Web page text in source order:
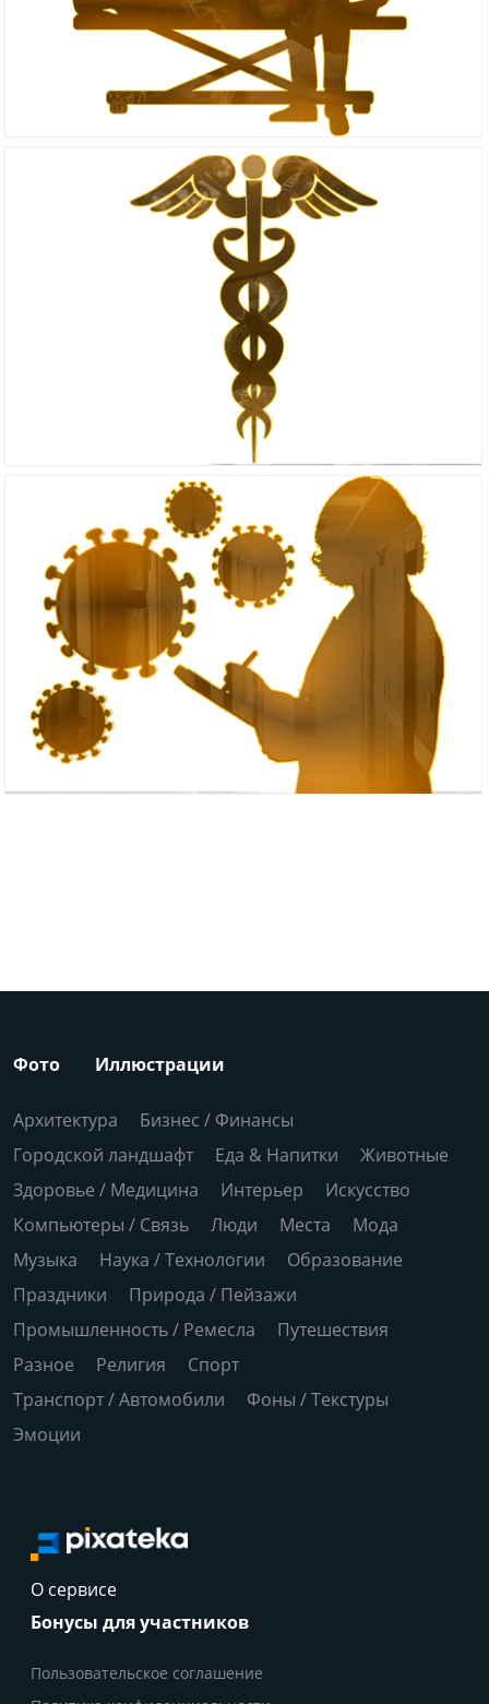
Фото Иллюстрации
Архитектура
Бизнес / Финансы
Городской ландшафт
Еда & Напитки
Животные
Здоровье / Медицина
Интерьер
Искусство
Компьютеры / Связь
Люди Места
Мода
Музыка
Наука / Технологии
Образование
Праздники
Природа / Пейзажи
Промышленность / Ремесла
Путешествия
Разное
Религия
Спорт
Транспорт / Автомобили
Фоны / Текстуры
Эмоции
О сервисе
Бонусы для участников
Пользовательское соглашение